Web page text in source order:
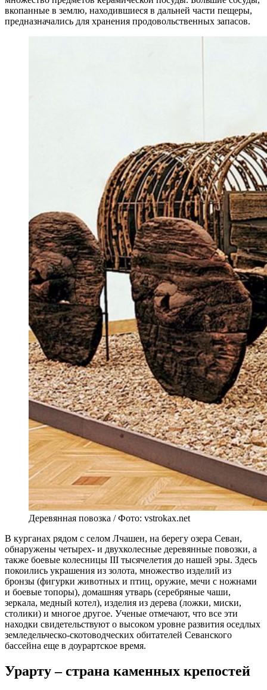
вкопанные в землю, находившиеся в дальней части пещеры,
предназначались для хранения продовольственных запасов.
Деревянная повозка / Фото: vstrokax.net
В курганах рядом с селом Лчашен, на берегу озера Севан,
обнаружены четырех- и двухколесные деревянные повозки, а
также боевые колесницы III тысячелетия до нашей эры. Здесь
покоились украшения из золота, множество изделий из
бронзы (фигурки животных и птиц, оружие, мечи с ножнами
и боевые топоры), домашняя утварь (серебряные чаши,
зеркала, медный котел), изделия из дерева (ложки, миски,
столики) и многое другое. Ученые отмечают, что все эти
находки свидетельствуют о высоком уровне развития оседлых
земледельческо-скотоводческих обитателей Севанского
бассейна еще в доурартское время.
Урарту – страна каменных крепостей